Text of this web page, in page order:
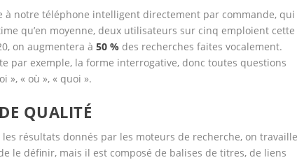
à notre téléphone intelligent directement par commande, qui
qu’en moyenne, deux utilisateurs sur cinq emploient cette
on augmentera à50 % des recherches faites vocalement.
par exemple, la forme interrogative, donc toutes questions
», « où », « quoi ».
QUALITÉ
les résultats donnés par les moteurs de recherche, on
le définir, mais il est composé de balises de titres, de liens